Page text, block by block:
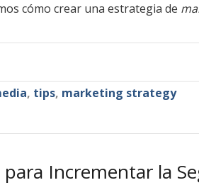
cómo crear una estrategia de
, tips, marketing strategy
Incrementar la